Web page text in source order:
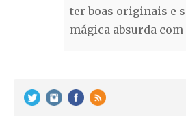
ter boas originais e
mágica absurda